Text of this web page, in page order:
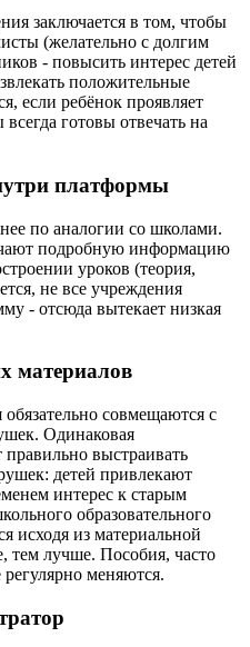
заключается в том, чтобы
(желательно с долгим
- повысить интерес детей
положительные
если ребёнок проявляет
готовы отвечать на
платформы
по аналогии со школами.
подробную информацию
уроков (теория,
не все учреждения
- отсюда вытекает низкая
материалов
совмещаются с
Одинаковая
правильно выстраивать
детей привлекают
интерес к старым
образовательного
исходя из материальной
тем лучше. Пособия, часто
меняются.